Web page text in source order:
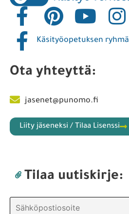
Käsityöopetuksen ryhmä
Ota yhteyttä:
jasenet@punomo.fi
Liity jäseneksi / Tilaa Lisenssi
Tilaa uutiskirje: